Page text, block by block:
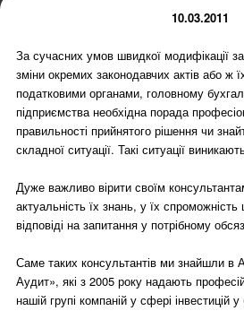
10.03.2011
За сучасних умов швидкої модифікації
зміни окремих законодавчих актів або ж
податковими органами, головному
підприємства необхідна порада
правильності прийнятого рішення чи
складної ситуації. Такі ситуації
Дуже важливо вірити своїм
актуальність їх знань, у їх
відповіді на запитання у потрібному
Саме таких консультантів ми знайшли в
Аудит», які з 2005 року надають
нашій групі компаній у сфері інвестицій